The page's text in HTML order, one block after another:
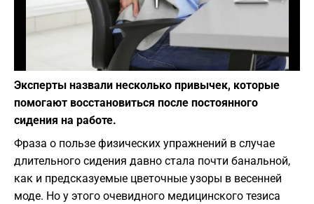
Фото: depositphotos.com
Эксперты назвали несколько привычек, которые
помогают восстановиться после постоянного
сидения на работе.
Фраза о пользе физических упражнений в случае
длительного сидения давно стала почти банальной,
как и предсказуемые цветочные узоры в весенней
моде. Но у этого очевидного медицинского тезиса